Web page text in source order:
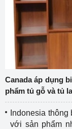
Canada áp dụng
phẩm tủ gỗ và tủ
Indonesia
với sản phẩm